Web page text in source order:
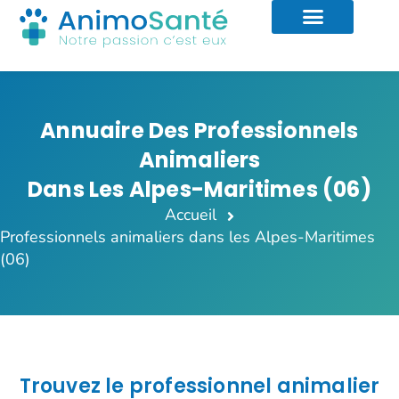
Annuaire Des Professionnels
Animaliers
Dans Les Alpes-Maritimes (06)
Accueil
Professionnels animaliers dans les Alpes-Maritimes
(06)
Trouvez le professionnel animalier